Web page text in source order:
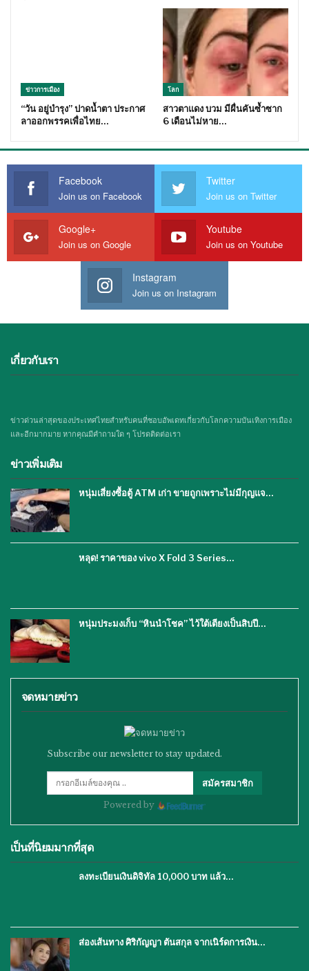
ข่าวการเมือง
“วัน อยู่บำรุง” ปาดน้ำตา ประกาศ
ลาออกพรรคเพื่อไทย…
โลก
สาวตาแดง บวม มีผื่นคันซ้ำซาก
6 เดือนไม่หาย…
Facebook
Join us on Facebook
Twitter
Join us on Twitter
Google+
Join us on Google
Youtube
Join us on Youtube
Instagram
Join us on Instagram
เกี่ยวกับเรา
ข่าวด่วนล่าสุดของประเทศไทยสำหรับคนที่ชอบอัพเดทเกี่ยวกับโลกความบันเทิงการเมือง
และอีกมากมาย หากคุณมีคำถามใด ๆ โปรดติดต่อเรา
ข่าวเพิ่มเติม
หนุ่มเสี่ยงซื้อตู้ ATM เก่า ขายถูกเพราะไม่มีกุญแจ…
หลุด! ราคาของ vivo X Fold 3 Series…
หนุ่มประมงเก็บ “หินนำโชค” ไว้ใต้เตียงเป็นสิบปี…
จดหมายข่าว
Subscribe our newsletter to stay updated.
สมัครสมาชิก
Powered by
เป็นที่นิยมมากที่สุด
ลงทะเบียนเงินดิจิทัล 10,000 บาท แล้ว…
ส่องเส้นทาง ศิริกัญญา ตันสกุล จากเนิร์ดการเงิน…